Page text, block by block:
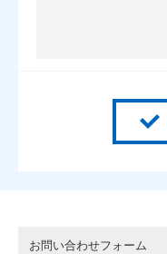
お問い合わせフォーム